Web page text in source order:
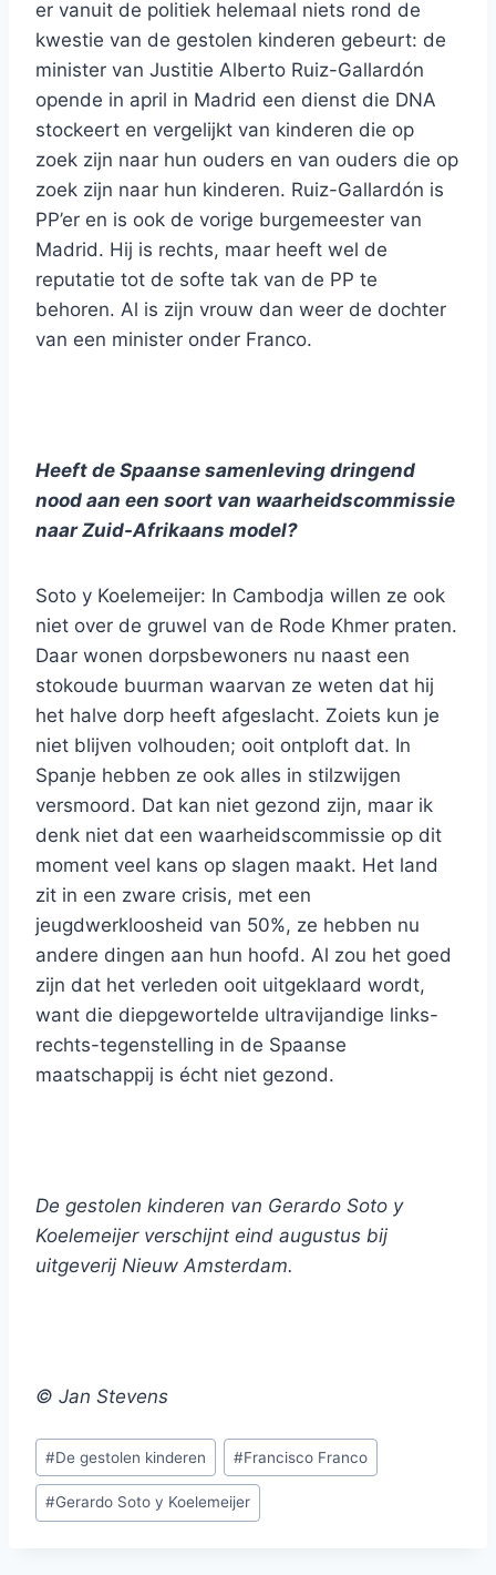
er vanuit de politiek helemaal niets rond de
kwestie van de gestolen kinderen gebeurt: de
minister van Justitie Alberto Ruiz-Gallardón
opende in april in Madrid een dienst die DNA
stockeert en vergelijkt van kinderen die op
zoek zijn naar hun ouders en van ouders die op
zoek zijn naar hun kinderen. Ruiz-Gallardón is
PP’er en is ook de vorige burgemeester van
Madrid. Hij is rechts, maar heeft wel de
reputatie tot de softe tak van de PP te
behoren. Al is zijn vrouw dan weer de dochter
van een minister onder Franco.
Heeft de Spaanse samenleving dringend
nood aan een soort van waarheidscommissie
naar Zuid-Afrikaans model?
Soto y Koelemeijer: In Cambodja willen ze ook
niet over de gruwel van de Rode Khmer praten.
Daar wonen dorpsbewoners nu naast een
stokoude buurman waarvan ze weten dat hij
het halve dorp heeft afgeslacht. Zoiets kun je
niet blijven volhouden; ooit ontploft dat. In
Spanje hebben ze ook alles in stilzwijgen
versmoord. Dat kan niet gezond zijn, maar ik
denk niet dat een waarheidscommissie op dit
moment veel kans op slagen maakt. Het land
zit in een zware crisis, met een
jeugdwerkloosheid van 50%, ze hebben nu
andere dingen aan hun hoofd. Al zou het goed
zijn dat het verleden ooit uitgeklaard wordt,
want die diepgewortelde ultravijandige links-
rechts-tegenstelling in de Spaanse
maatschappij is écht niet gezond.
De gestolen kinderen van Gerardo Soto y
Koelemeijer verschijnt eind augustus bij
uitgeverij Nieuw Amsterdam.
© Jan Stevens
Bericht
tags:
#De gestolen kinderen #Francisco Franco
#Gerardo Soto y Koelemeijer